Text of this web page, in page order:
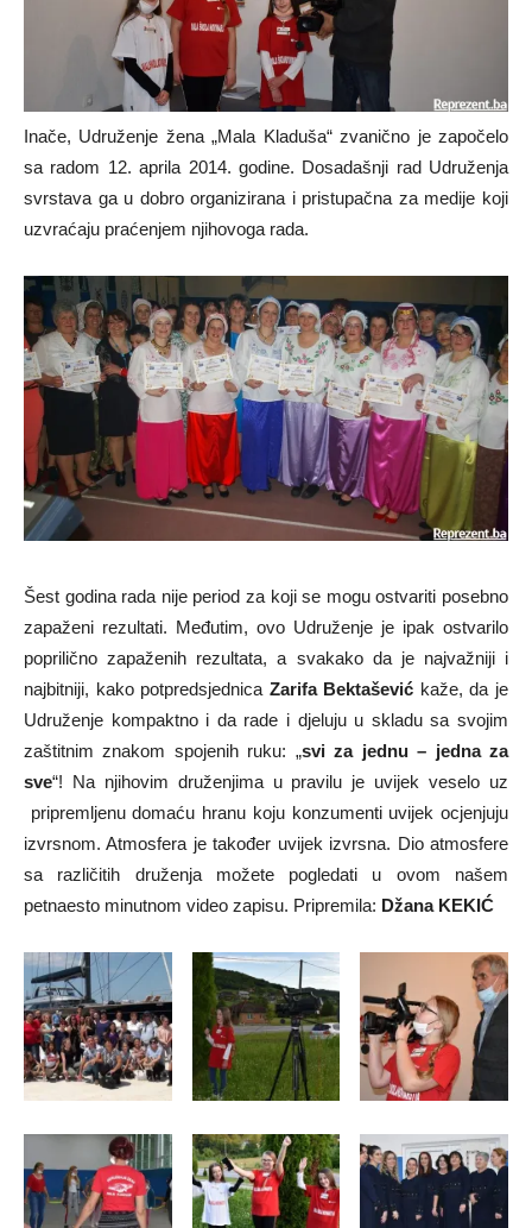
Inače, Udruženje žena „Mala Kladuša“ zvanično je započelo
sa radom 12. aprila 2014. godine. Dosadašnji rad Udruženja
svrstava ga u dobro organizirana i pristupačna za medije koji
uzvraćaju praćenjem njihovoga rada.
Šest godina rada nije period za koji se mogu ostvariti posebno
zapaženi rezultati. Međutim, ovo Udruženje je ipak ostvarilo
poprilično zapaženih rezultata, a svakako da je najvažniji i
najbitniji, kako potpredsjednica Zarifa Bektašević kaže, da je
Udruženje kompaktno i da rade i djeluju u skladu sa svojim
zaštitnim znakom spojenih ruku: „svi za jednu – jedna za
sve“! Na njihovim druženjima u pravilu je uvijek veselo uz
pripremljenu domaću hranu koju konzumenti uvijek ocjenjuju
izvrsnom. Atmosfera je također uvijek izvrsna. Dio atmosfere
sa različitih druženja možete pogledati u ovom našem
petnaesto minutnom video zapisu. Pripremila: Džana KEKIĆ